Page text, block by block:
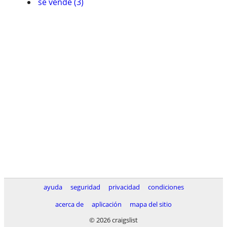
ayuda seguridad privacidad
condiciones
acerca de
aplicación
mapa del sitio
© 2026 craigslist